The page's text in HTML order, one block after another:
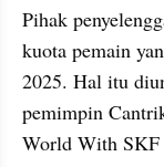
Pihak
kuota pemain
2025. Hal itu
pemimpin
World With SKF